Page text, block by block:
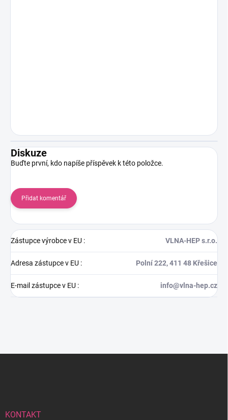
Diskuze
Buďte první, kdo napíše příspěvek k této položce.
Přidat komentář
Zástupce výrobce v EU : VLNA-HEP s.r.o.
Adresa zástupce v EU : Polní 222, 411 48 Křešice
E-mail zástupce v EU : info@vlna-hep.cz
KONTAKT